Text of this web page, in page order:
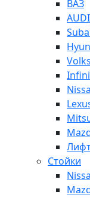
ВАЗ
AUDI
Стойки